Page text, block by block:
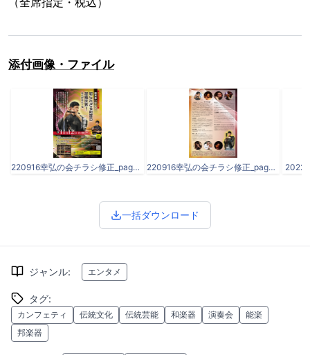
添付画像・ファイル
220916幸弘の会チラシ修正_page-0001.jpg 220916幸弘の会チラシ修正_page-0002.jpg
一括ダウンロード
ジャンル: エンタメ
タグ:
カンフェティ 伝統文化 伝統芸能 和楽器 演奏会
能楽
邦楽器